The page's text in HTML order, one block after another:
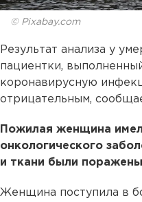
© Pixabay.com
Результат анализа у
пациентки,
коронавирусную
отрицательным,
Пожилая женщина
онкологического
и ткани были
Женщина поступила в